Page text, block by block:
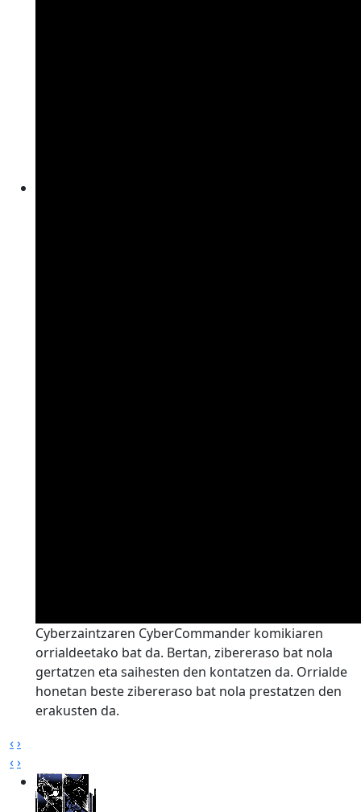
Cyberzaintzaren CyberCommander komikiaren
orrialdeetako bat da. Bertan, zibereraso bat nola
gertatzen eta saihesten den kontatzen da. Orrialde
honetan beste zibereraso bat nola prestatzen den
erakusten da.
‹›
‹›